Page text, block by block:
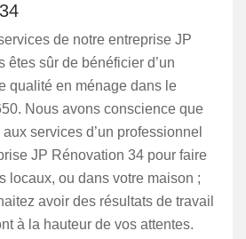
de notre entreprise JP
êtes sûr de bénéficier d’un
qualité en ménage dans le
Nous avons conscience que
services d’un professionnel
JP Rénovation 34 pour faire
locaux, ou dans votre maison ;
avoir des résultats de travail
à la hauteur de vos attentes.